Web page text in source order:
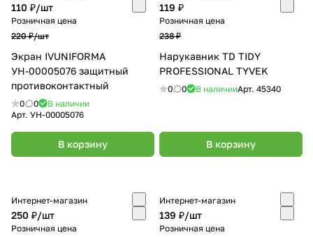
110 ₽/шт
Розничная цена
220 ₽/шт
Экран IVUNIFORMA
УН-00005076 защитный
противоконтактный
0 0
В наличии
Арт. УН-00005076
В корзину
119 ₽
Розничная цена
238 ₽
Нарукавник TD TIDY
PROFESSIONAL TYVEK
0 0 В наличииАрт. 45340
В корзину
Интернет-магазин
250 ₽/шт
Розничная цена
Интернет-магазин
139 ₽/шт
Розничная цена